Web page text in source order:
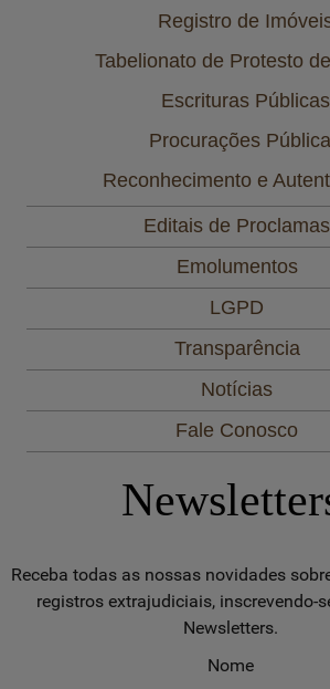
Registro de
Tabelionato de Protesto
Escrituras Públicas
Procurações
Reconhecimento e
Editais de Proclamas
Emolumentos
LGPD
Transparência
Notícias
Fale Conosco
Receba todas as nossas novidades
registros extrajudiciais, inscrevendo-
Newsletters.
Nome